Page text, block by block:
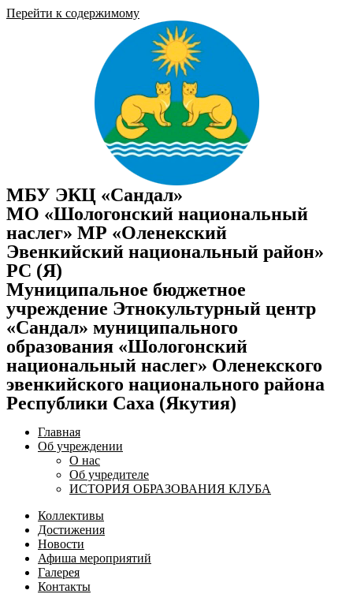
Перейти к содержимому
МБУ ЭКЦ «Сандал»
МО «Шологонский национальный
наслег» МР «Оленекский
Эвенкийский национальный район»
РС (Я)
Муниципальное бюджетное
учреждение Этнокультурный центр
«Сандал» муниципального
образования «Шологонский
национальный наслег» Оленекского
эвенкийского национального района
Республики Саха (Якутия)
Главная
Об учреждении
О нас
Об учредителе
ИСТОРИЯ ОБРАЗОВАНИЯ КЛУБА
Коллективы
Достижения
Новости
Афиша мероприятий
Галерея
Контакты